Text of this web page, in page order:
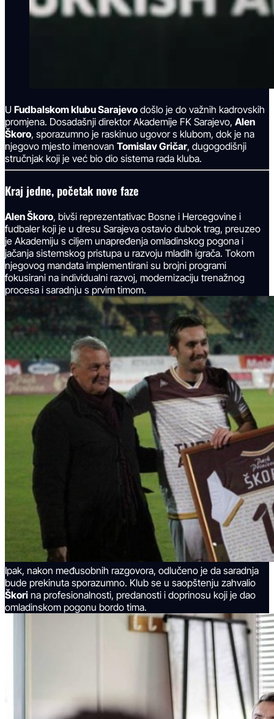
U Fudbalskom klubu Sarajevo došlo je do važnih kadrovskih
promjena. Dosadašnji direktor Akademije FK Sarajevo, Alen
Škoro, sporazumno je raskinuo ugovor s klubom, dok je na
njegovo mjesto imenovan Tomislav Gričar, dugogodišnji
stručnjak koji je već bio dio sistema rada kluba.
Kraj jedne, početak nove faze
Alen Škoro, bivši reprezentativac Bosne i Hercegovine i
fudbaler koji je u dresu Sarajeva ostavio dubok trag, preuzeo
je Akademiju s ciljem unapređenja omladinskog pogona i
jačanja sistemskog pristupa u razvoju mladih igrača. Tokom
njegovog mandata implementirani su brojni programi
fokusirani na individualni razvoj, modernizaciju trenažnog
procesa i saradnju s prvim timom.
Ipak, nakon međusobnih razgovora, odlučeno je da saradnja
bude prekinuta sporazumno. Klub se u saopštenju zahvalio
Škori na profesionalnosti, predanosti i doprinosu koji je dao
omladinskom pogonu bordo tima.